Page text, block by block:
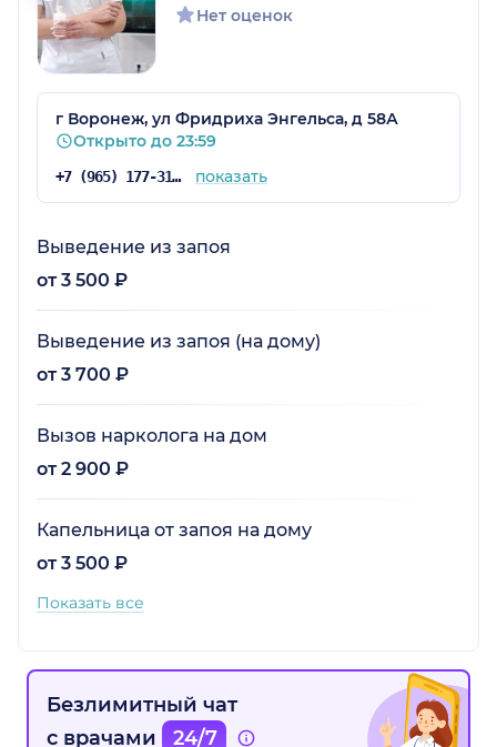
Нет оценок
г Воронеж, ул Фридриха Энгельса, д 58А
Открыто до 23:59
+7 (965) 177-31-35 показать
Выведение из запоя
от 3 500 ₽
Выведение из запоя (на дому)
от 3 700 ₽
Вызов нарколога на дом
от 2 900 ₽
Капельница от запоя на дому
от 3 500 ₽
Показать все
Безлимитный чат
с врачами
24/7